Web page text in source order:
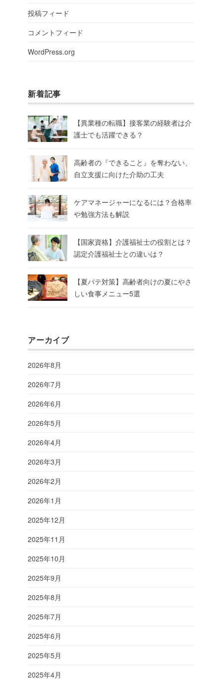
投稿フィード
コメントフィード
WordPress.org
新着記事
【異業種の転職】接客業の経験者は介
護士でも活躍できる？
高齢者の『できること』を奪わない、
自立支援に向けた介助の工夫
ケアマネージャーになるには？合格率
や勉強方法も解説
【国家資格】介護福祉士の役割とは？
認定介護福祉士との違いは？
【夏バテ対策】高齢者向けの夏にやさ
しい食事メニュー5選
アーカイブ
2026年8月
2026年7月
2026年6月
2026年5月
2026年4月
2026年3月
2026年2月
2026年1月
2025年12月
2025年11月
2025年10月
2025年9月
2025年8月
2025年7月
2025年6月
2025年5月
2025年4月